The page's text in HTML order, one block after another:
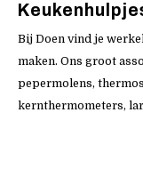
Bakpannen
Cocotte
Kookpotten
Keukenmessen
Mandolines en raspen
Accessoires
Kasho XP
Kasho Silver
Kasho Design Master
Bij Doen vind je
maken. Ons groot
pepermolens,
kernthermometers,